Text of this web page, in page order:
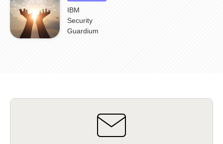
IBM
Security
Guardium